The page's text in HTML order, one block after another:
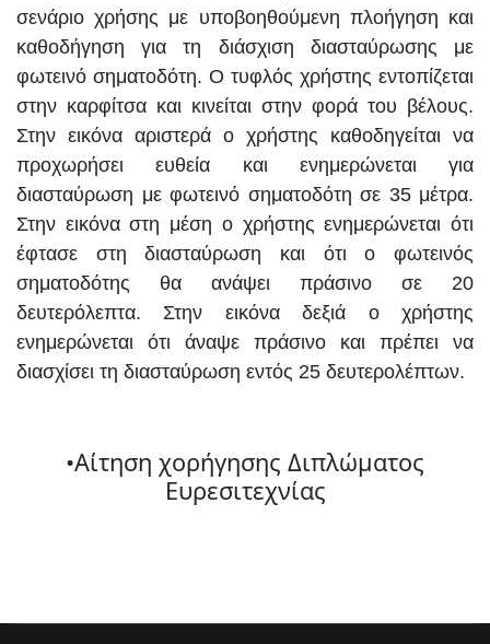
σενάριο χρήσης με υποβοηθούμενη πλοήγηση και
καθοδήγηση για τη διάσχιση διασταύρωσης με
φωτεινό σηματοδότη. Ο τυφλός χρήστης εντοπίζεται
στην καρφίτσα και κινείται στην φορά του βέλους.
Στην εικόνα αριστερά ο χρήστης καθοδηγείται να
προχωρήσει ευθεία και ενημερώνεται για
διασταύρωση με φωτεινό σηματοδότη σε 35 μέτρα.
Στην εικόνα στη μέση ο χρήστης ενημερώνεται ότι
έφτασε στη διασταύρωση και ότι ο φωτεινός
σηματοδότης θα ανάψει πράσινο σε 20
δευτερόλεπτα. Στην εικόνα δεξιά ο χρήστης
ενημερώνεται ότι άναψε πράσινο και πρέπει να
διασχίσει τη διασταύρωση εντός 25 δευτερολέπτων.
•Αίτηση χορήγησης Διπλώματος
Ευρεσιτεχνίας